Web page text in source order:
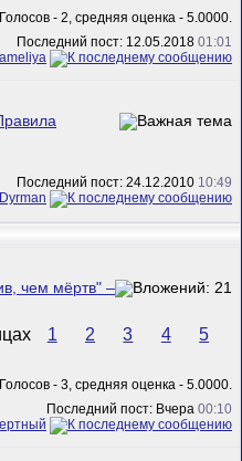
Последний пост: 12.05.2018 01:01
Последний пост: 24.12.2010 10:49
Dyrman
чем мёртв" –
1 2 3 4
5
Последний пост: Вчера 00:10